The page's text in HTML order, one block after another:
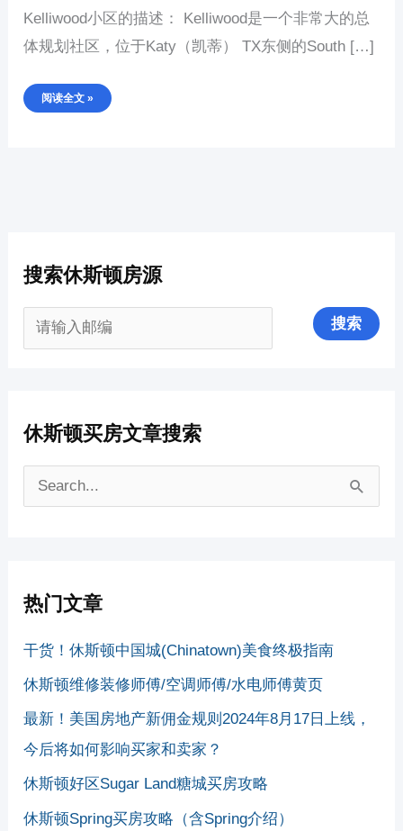
Kelliwood小区的描述： Kelliwood是一个非常大的总
体规划社区，位于Katy（凯蒂） TX东侧的South […]
阅读全文 »
搜索休斯顿房源
休斯顿买房文章搜索
热门文章
干货！休斯顿中国城(Chinatown)美食终极指南
休斯顿维修装修师傅/空调师傅/水电师傅黄页
最新！美国房地产新佣金规则2024年8月17日上线，
今后将如何影响买家和卖家？
休斯顿好区Sugar Land糖城买房攻略
休斯顿Spring买房攻略（含Spring介绍）